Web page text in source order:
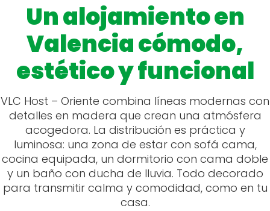
Un alojamiento en
Valencia cómodo,
estético y funcional
VLC Host – Oriente combina líneas modernas con
detalles en madera que crean una atmósfera
acogedora. La distribución es práctica y
luminosa: una zona de estar con sofá cama,
cocina equipada, un dormitorio con cama doble
y un baño con ducha de lluvia. Todo decorado
para transmitir calma y comodidad, como en tu
casa.